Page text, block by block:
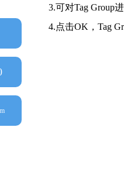
3.可对Tag Group
4.点击OK，Tag